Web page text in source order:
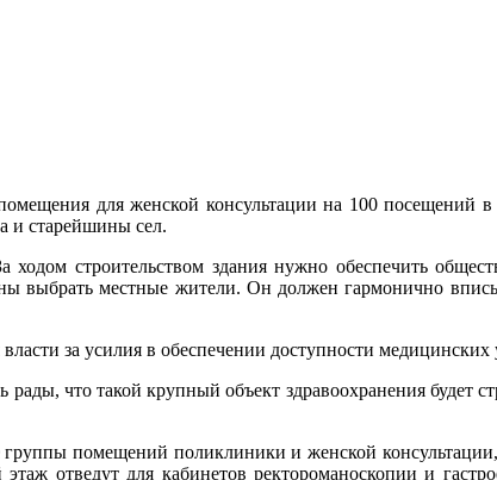
для женской консультации на 100 посещений
и старейшины сел.
строительством здания нужно обеспечить
выбрать местные жители. Он должен гармонично
за усилия в обеспечении доступности медицинских
что такой крупный объект здравоохранения будет
помещений поликлиники и женской
отведут для кабинетов ректороманоскопии и